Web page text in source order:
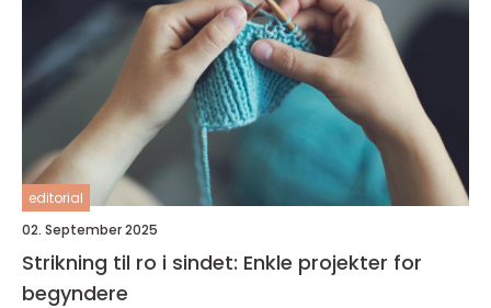
editorial
02. September 2025
Strikning til ro i sindet: Enkle projekter for
begyndere